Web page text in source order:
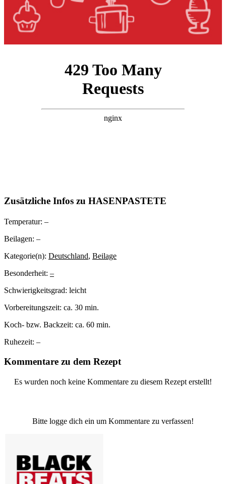
Zusätzliche Infos zu HASENPASTETE
Temperatur: –
Beilagen: –
Kategorie(n): Deutschland, Beilage
Besonderheit: –
Schwierigkeitsgrad: leicht
Vorbereitungszeit: ca. 30 min.
Koch- bzw. Backzeit: ca. 60 min.
Ruhezeit: –
Kommentare zu dem Rezept
Es wurden noch keine Kommentare zu diesem Rezept erstellt!
Bitte logge dich ein um Kommentare zu verfassen!